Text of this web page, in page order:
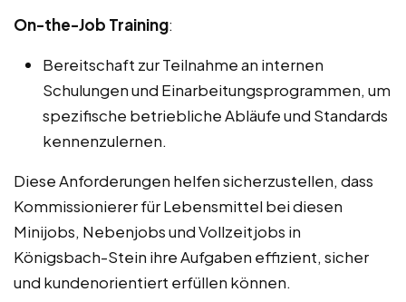
On-the-Job Training:
Bereitschaft zur Teilnahme an internen
Schulungen und Einarbeitungsprogrammen, um
spezifische betriebliche Abläufe und Standards
kennenzulernen.
Diese Anforderungen helfen sicherzustellen, dass
Kommissionierer für Lebensmittel bei diesen
Minijobs, Nebenjobs und Vollzeitjobs in
Königsbach-Stein ihre Aufgaben effizient, sicher
und kundenorientiert erfüllen können.